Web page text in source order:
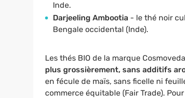
Inde.
Darjeeling Ambootia - le thé noir
Bengale occidental (Inde).
Les thés BIO de la marque
plus grossièrement, sans additifs
en fécule de maïs, sans ficelle ni
commerce équitable (Fair Trade).